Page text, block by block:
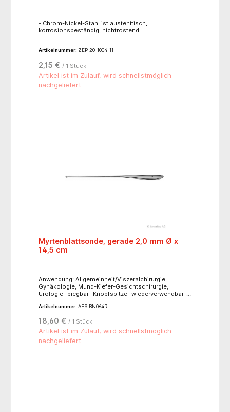
- Chrom-Nickel-Stahl ist austenitisch,
korrosionsbeständig, nichtrostend
Artikelnummer: ZEP 20-1004-11
2,15 € / 1 Stück
Artikel ist im Zulauf, wird schnellstmöglich
nachgeliefert
Myrtenblattsonde, gerade 2,0 mm Ø x
14,5 cm
Anwendung: Allgemeinheit/Viszeralchirurgie,
Gynäkologie, Mund-Kiefer-Gesichtschirurgie,
Urologie- biegbar- Knopfspitze- wiederverwendbar-
Artikelnummer: AES BN064R
18,60 € / 1 Stück
Artikel ist im Zulauf, wird schnellstmöglich
nachgeliefert